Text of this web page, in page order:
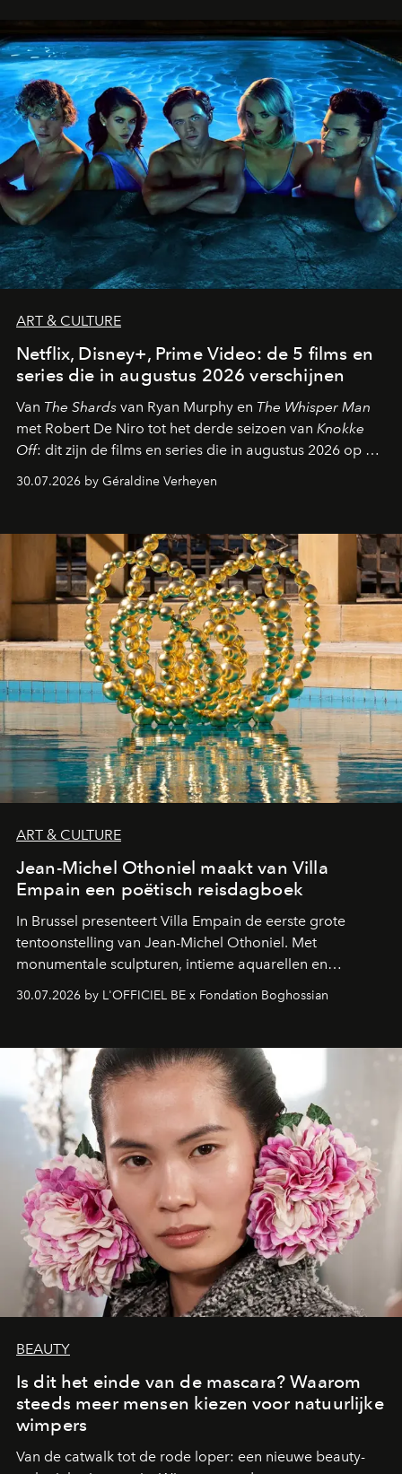
ART & CULTURE
Netflix, Disney+, Prime Video: de 5 films en
series die in augustus 2026 verschijnen
Van The Shards van Ryan Murphy en The Whisper Man
met Robert De Niro tot het derde seizoen van Knokke
Off: dit zijn de films en series die in augustus 2026 op de
30.07.2026 by Géraldine Verheyen
ART & CULTURE
Jean-Michel Othoniel maakt van Villa
Empain een poëtisch reisdagboek
In Brussel presenteert Villa Empain de eerste grote
tentoonstelling van Jean-Michel Othoniel. Met
monumentale sculpturen, intieme aquarellen en
een emotionele reis waarin elk werk de herinnering
moment van verwondering.
30.07.2026 by L'OFFICIEL BE x Fondation Boghossian
BEAUTY
Is dit het einde van de mascara? Waarom
steeds meer mensen kiezen voor natuurlijke
wimpers
Van de catwalk tot de rode loper: een nieuwe beauty-